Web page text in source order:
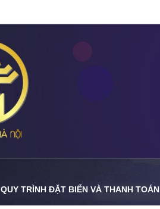
QUY TRÌNH ĐẶT BIỂN VÀ THANH TOÁN